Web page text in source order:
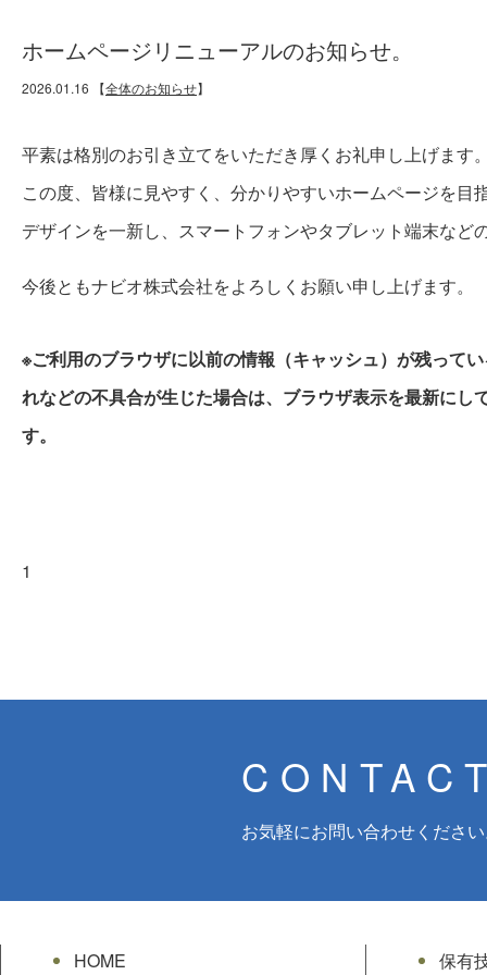
ホームページリニューアルのお知らせ。
2026.01.16 【全体のお知らせ】
平素は格別のお引き立てをいただき厚くお礼申し上げます。
この度、皆様に見やすく、分かりやすいホームページを目
デザインを一新し、スマートフォンやタブレット端末など
今後ともナビオ株式会社をよろしくお願い申し上げます。
※ご利用のブラウザに以前の情報（キャッシュ）が残って
れなどの不具合が生じた場合は、ブラウザ表示を最新に
す。
1
CONTACT
お気軽にお問い合わせください
HOME 保有